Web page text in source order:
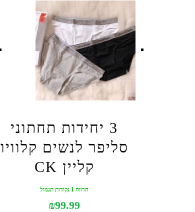
3 יחידות תחתוני
סליפר לנשים קלוויו
קליין CK
הרווח 1 נקודות תגמול
₪99.99